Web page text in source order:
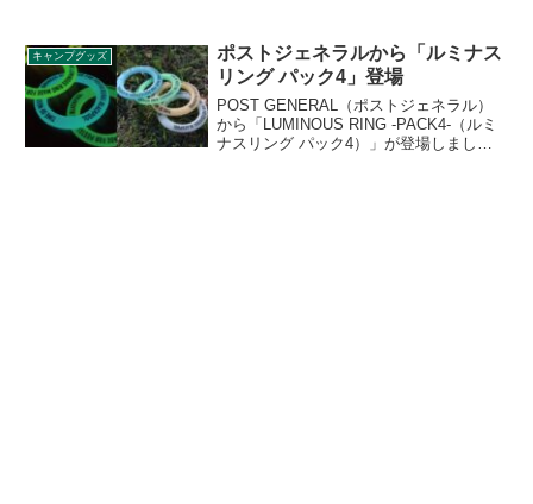
チールワイヤーが使われており、耐久性
がアップしています。詳細をレビューし
ます。
キャンプグッズ
ポストジェネラルから「ルミナス
リング パック4」登場
POST GENERAL（ポストジェネラル）
から「LUMINOUS RING -PACK4-（ルミ
ナスリング パック4）」が登場しまし